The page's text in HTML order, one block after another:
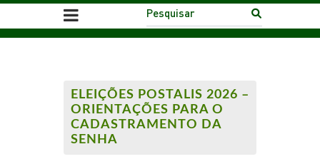
ELEIÇÕES POSTALIS 2026 –
ORIENTAÇÕES PARA O
CADASTRAMENTO DA
SENHA